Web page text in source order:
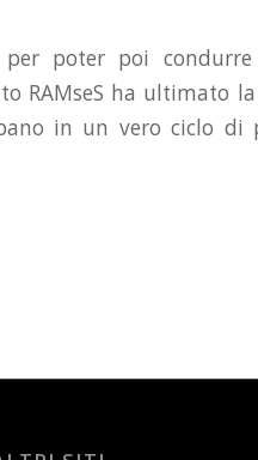
poter poi condurre
RAMseS ha ultimato
in un vero ciclo di